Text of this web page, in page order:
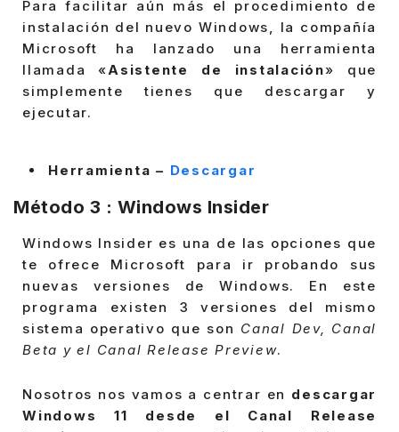
Para facilitar aún más el procedimiento de
instalación del nuevo Windows, la compañía
Microsoft ha lanzado una herramienta
llamada «Asistente de instalación» que
simplemente tienes que descargar y
ejecutar.
Herramienta – Descargar
Método 3 : Windows Insider
Windows Insider es una de las opciones que
te ofrece Microsoft para ir probando sus
nuevas versiones de Windows. En este
programa existen 3 versiones del mismo
sistema operativo que son Canal Dev, Canal
Beta y el Canal Release Preview.
Nosotros nos vamos a centrar en descargar
Windows 11 desde el Canal Release